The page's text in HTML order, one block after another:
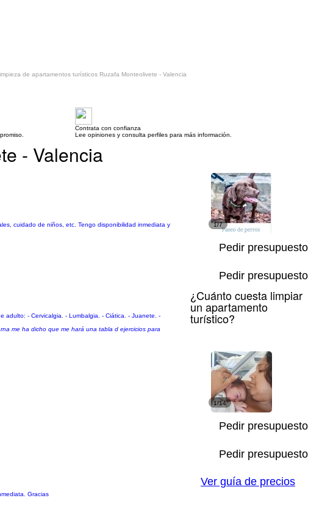
de apartamentos turísticos Ruzafa Monteolivete - Valencia
Contrata con confianza
Lee opiniones y consulta perfiles para más información.
- Valencia
cuidado de niños, etc. Tengo disponibilidad inmediata y
1/7
Pedir presupuesto
adulto: - Cervicalgia. - Lumbalgia. - Ciática. - Juanete. -
me ha dicho que me hará una tabla d ejercicios para
Pedir presupuesto
1/14
Pedir presupuesto
Gracias
Pedir presupuesto
¿Cuánto cuesta limpiar
un apartamento
turístico?
Ver guía de precios